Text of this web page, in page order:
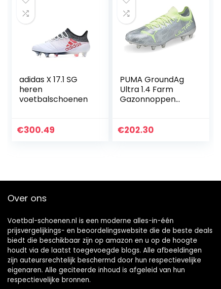
adidas X 17.1 SG
heren
voetbalschoenen
€300.49
PUMA GroundAg
Ultra 1.4 Farm
Gazonnoppen
€202.30
Over ons
Voetbal-schoenen.nl is een moderne alles-in-één
prijsvergelijkings- en beoordelingswebsite die de beste deals
biedt die beschikbaar zijn op amazon en u op de hoogte
houdt via de laatst toegevoegde blogs. Alle afbeeldingen
zijn auteursrechtelijk beschermd door hun respectievelijke
eigenaren. Alle geciteerde inhoud is afgeleid van hun
respectievelijke bronnen.